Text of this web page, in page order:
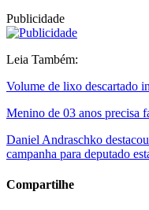
Publicidade
Leia Também:
Volume de lixo descartado
Menino de 03 anos precisa
Daniel Andraschko
campanha para deputado
Compartilhe